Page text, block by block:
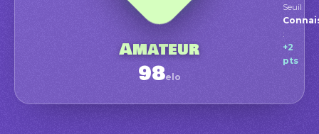
Amateur
98elo
Seuil
:
+2
pts